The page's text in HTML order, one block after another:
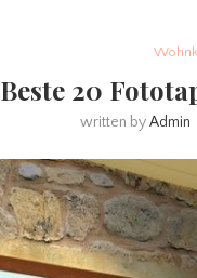
Beste 20
written byAdmin